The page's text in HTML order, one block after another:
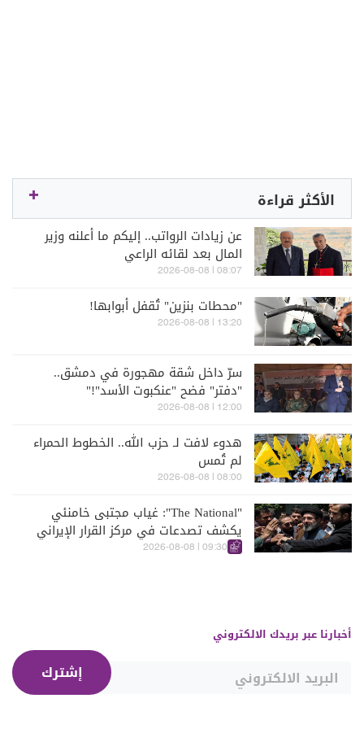
الأكثر قراءة
عن زيادات الرواتب.. إليكم ما أعلنه وزير
المال بعد لقائه الراعي
08:07 | 2026-08-08
"محطات بنزين" تُقفل أبوابها!
13:20 | 2026-08-08
سرّ داخل شقة مهجورة في دمشق..
"دفتر" فضح "عنكبوت الأسد"!"
12:00 | 2026-08-08
هدوء لافت لـ حزب الله.. الخطوط الحمراء
لم تُمس
08:00 | 2026-08-08
"The National": غياب مجتبى خامنئي
يكشف تصدعات في مركز القرار الإيراني
09:30 | 2026-08-08
أخبارنا عبر بريدك الالكتروني
إشترك